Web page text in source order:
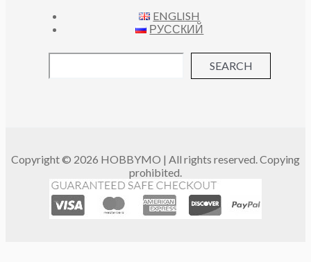
ENGLISH
РУССКИЙ
SEARCH
Copyright © 2026 HOBBYMO | All rights reserved. Copying
prohibited.